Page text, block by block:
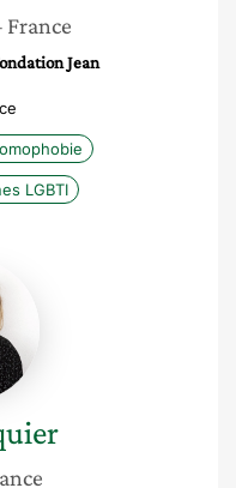
France
Jean
LGBTI